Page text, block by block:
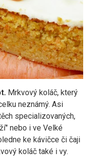
Mrkvový koláč, který
neznámý. Asi
specializovaných,
nebo i ve Velké
ke kávičce či čaji
koláč také i vy.